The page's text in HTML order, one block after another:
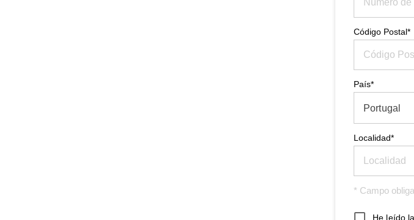
Código Postal*
País*
Portugal
Localidad*
* Campo
He leído la